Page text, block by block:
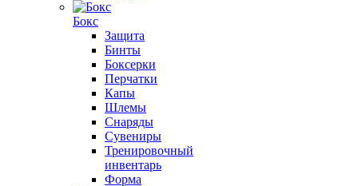
Бокс
Защита
Бинты
Боксерки
Перчатки
Капы
Шлемы
Снаряды
Сувениры
Тренировочный
инвентарь
Форма